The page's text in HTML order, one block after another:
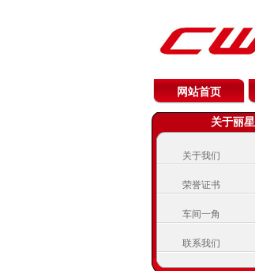
网站首页
关于丽星
关于我们
荣誉证书
车间一角
联系我们